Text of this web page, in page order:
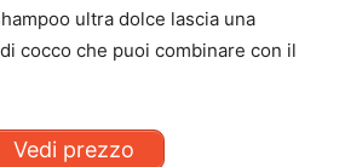
ultra dolce lascia una
cocco che puoi combinare con il
Vedi prezzo